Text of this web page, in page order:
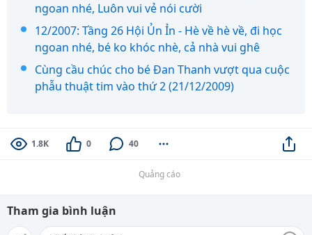
ngoan nhé, Luôn vui vẻ nói cười
12/2007: Tầng 26 Hội Ủn Ỉn - Hè về hè về, đi học
ngoan nhé, bé ko khóc nhè, cả nhà vui ghê
Cùng cầu chúc cho bé Đan Thanh vượt qua cuộc
phẫu thuật tim vào thứ 2 (21/12/2009)
1.8K 0 40
Quảng cáo
Tham gia bình luận